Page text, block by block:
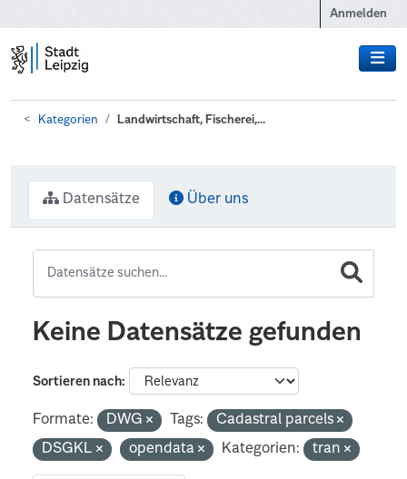
Anmelden
Kategorien Landwirtschaft, Fischerei,...
Datensätze Über uns
Keine Datensätze gefunden
Sortieren nach
Formate: DWG Tags:
Cadastral parcels
DSGKL
opendata Kategorien: tran